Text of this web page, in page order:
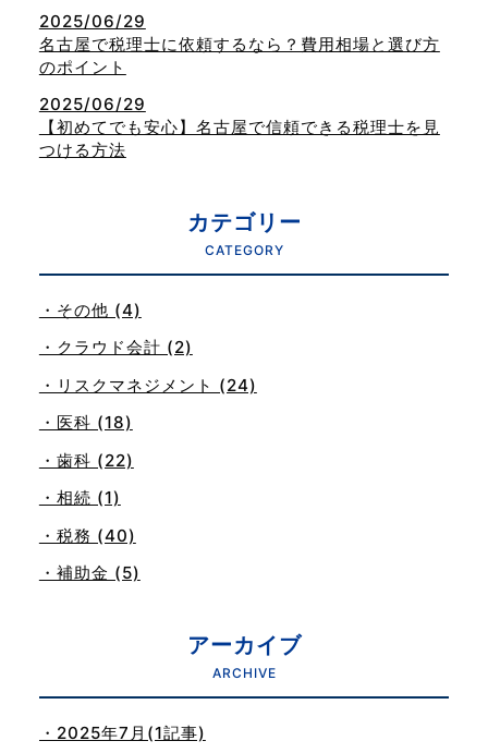
2025/06/29
名古屋で税理士に依頼するなら？費用相場と選び方
のポイント
2025/06/29
【初めてでも安心】名古屋で信頼できる税理士を見
つける方法
カテゴリー
CATEGORY
・その他 (4)
・クラウド会計 (2)
・リスクマネジメント (24)
・医科 (18)
・歯科 (22)
・相続 (1)
・税務 (40)
・補助金 (5)
アーカイブ
ARCHIVE
・2025年7月(1記事)